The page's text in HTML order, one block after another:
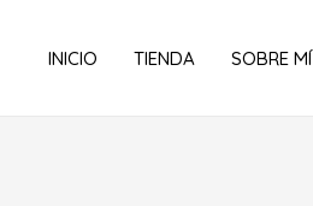
INICIO TIENDA SOBRE MÍ